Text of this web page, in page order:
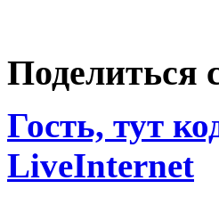
Поделиться
Гость, тут
LiveInternet